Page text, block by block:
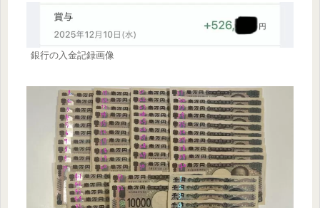
銀行の入金記録画像